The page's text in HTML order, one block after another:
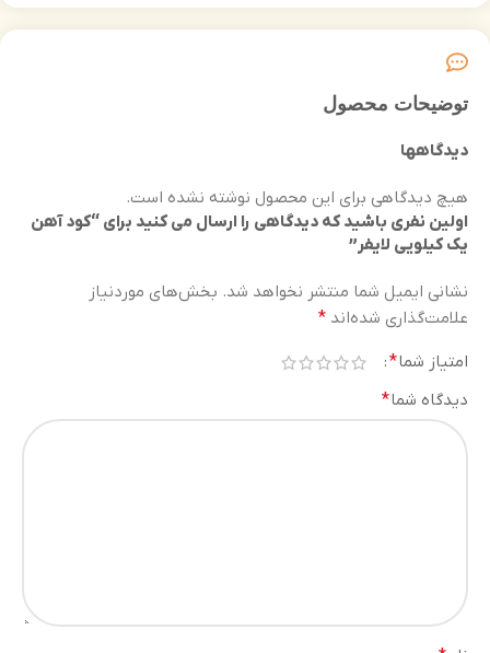
توضیحات محصول
دیدگاهها
هیچ دیدگاهی برای این محصول نوشته نشده است.
اولین نفری باشید که دیدگاهی را ارسال می کنید برای “کود آهن
یک کیلویی لایفر”
نشانی ایمیل شما منتشر نخواهد شد. بخش‌های موردنیاز
علامت‌گذاری شده‌اند *
امتیاز شما*
دیدگاه شما*